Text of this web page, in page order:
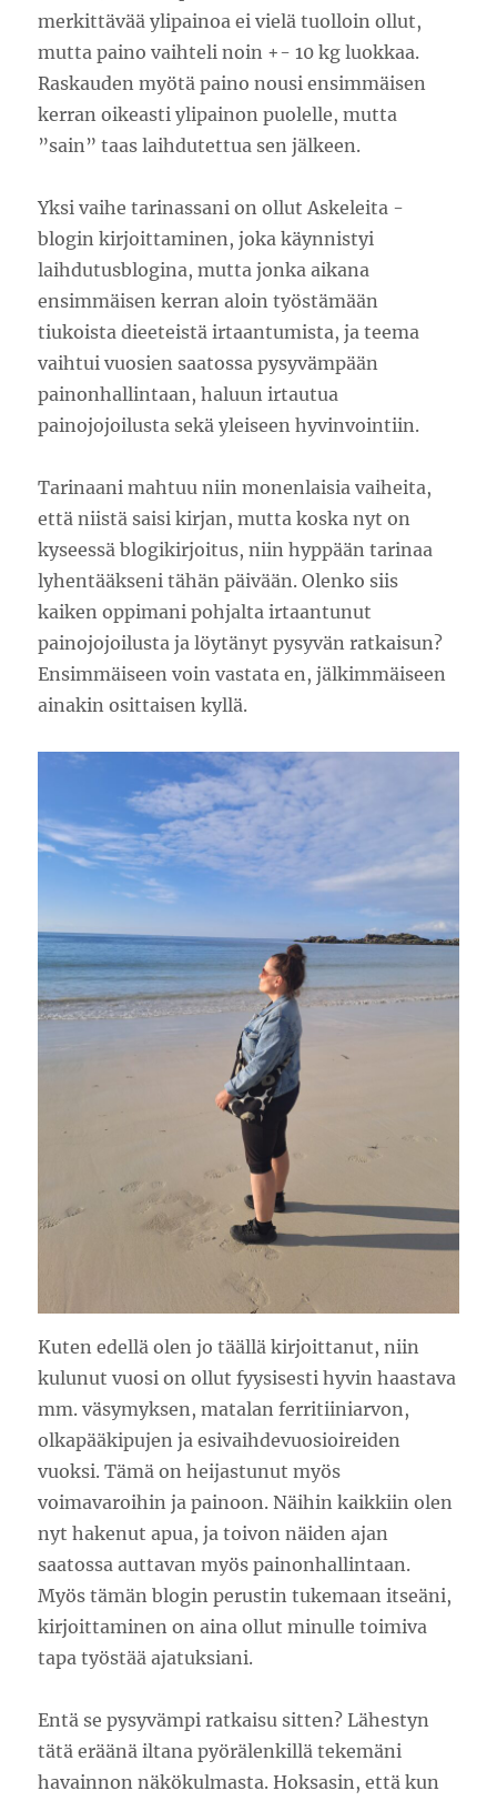
merkittävää ylipainoa ei vielä tuolloin ollut,
mutta paino vaihteli noin +- 10 kg luokkaa.
Raskauden myötä paino nousi ensimmäisen
kerran oikeasti ylipainon puolelle, mutta
”sain” taas laihdutettua sen jälkeen.
Yksi vaihe tarinassani on ollut Askeleita -
blogin kirjoittaminen, joka käynnistyi
laihdutusblogina, mutta jonka aikana
ensimmäisen kerran aloin työstämään
tiukoista dieeteistä irtaantumista, ja teema
vaihtui vuosien saatossa pysyvämpään
painonhallintaan, haluun irtautua
painojojoilusta sekä yleiseen hyvinvointiin.
Tarinaani mahtuu niin monenlaisia vaiheita,
että niistä saisi kirjan, mutta koska nyt on
kyseessä blogikirjoitus, niin hyppään tarinaa
lyhentääkseni tähän päivään. Olenko siis
kaiken oppimani pohjalta irtaantunut
painojojoilusta ja löytänyt pysyvän ratkaisun?
Ensimmäiseen voin vastata en, jälkimmäiseen
ainakin osittaisen kyllä.
Kuten edellä olen jo täällä kirjoittanut, niin
kulunut vuosi on ollut fyysisesti hyvin haastava
mm. väsymyksen, matalan ferritiiniarvon,
olkapääkipujen ja esivaihdevuosioireiden
vuoksi. Tämä on heijastunut myös
voimavaroihin ja painoon. Näihin kaikkiin olen
nyt hakenut apua, ja toivon näiden ajan
saatossa auttavan myös painonhallintaan.
Myös tämän blogin perustin tukemaan itseäni,
kirjoittaminen on aina ollut minulle toimiva
tapa työstää ajatuksiani.
Entä se pysyvämpi ratkaisu sitten? Lähestyn
tätä eräänä iltana pyörälenkillä tekemäni
havainnon näkökulmasta. Hoksasin, että kun